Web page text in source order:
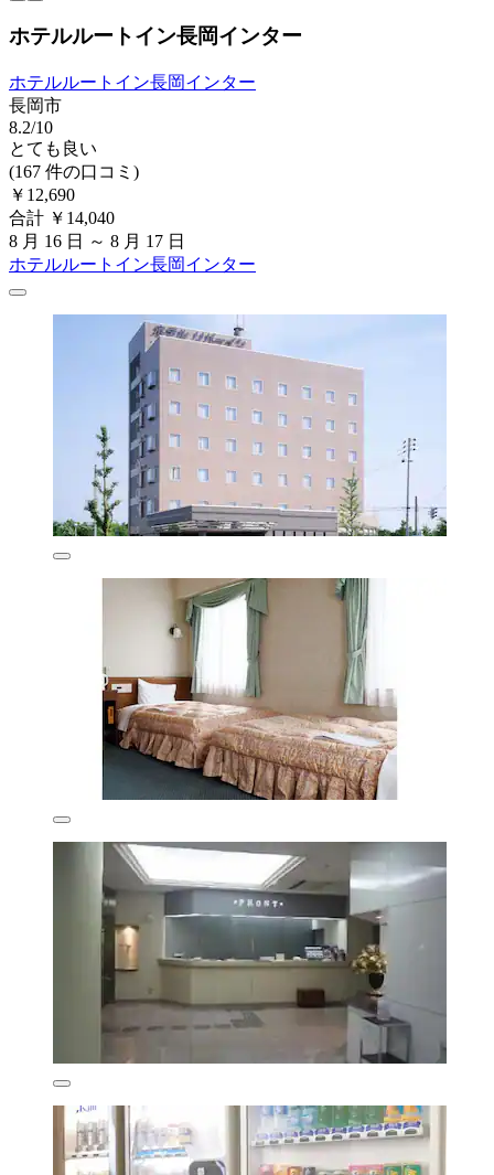
ホテルルートイン長岡インター
ホテルルートイン長岡インター
長岡市
8.2/10
とても良い
(167 件の口コミ)
￥12,690
合計 ￥14,040
8 月 16 日 ～ 8 月 17 日
ホテルルートイン長岡インター